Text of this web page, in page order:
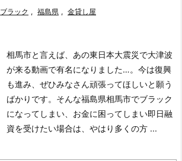
ブラック , 福島県 , 金貸し屋
相馬市と言えば、あの東日本大震災で大津波
が来る動画で有名になりました…。今は復興
も進み、ぜひみなさん頑張ってほしいと願う
ばかりです。そんな福島県相馬市でブラック
になってしまい、お金に困ってしまい即日融
資を受けたい場合は、やはり多くの方 ...